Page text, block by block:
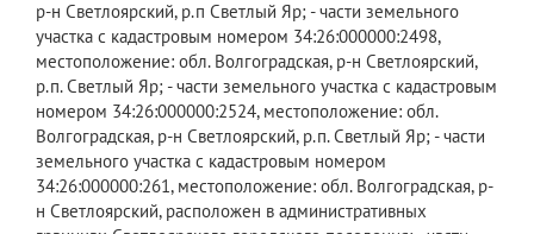
р-н Светлоярский, р.п Светлый Яр; - части земельного
участка с кадастровым номером 34:26:000000:2498,
местоположение: обл. Волгоградская, р-н Светлоярский,
р.п. Светлый Яр; - части земельного участка с кадастровым
номером 34:26:000000:2524, местоположение: обл.
Волгоградская, р-н Светлоярский, р.п. Светлый Яр; - части
земельного участка с кадастровым номером
34:26:000000:261, местоположение: обл. Волгоградская, р-
н Светлоярский, расположен в административных